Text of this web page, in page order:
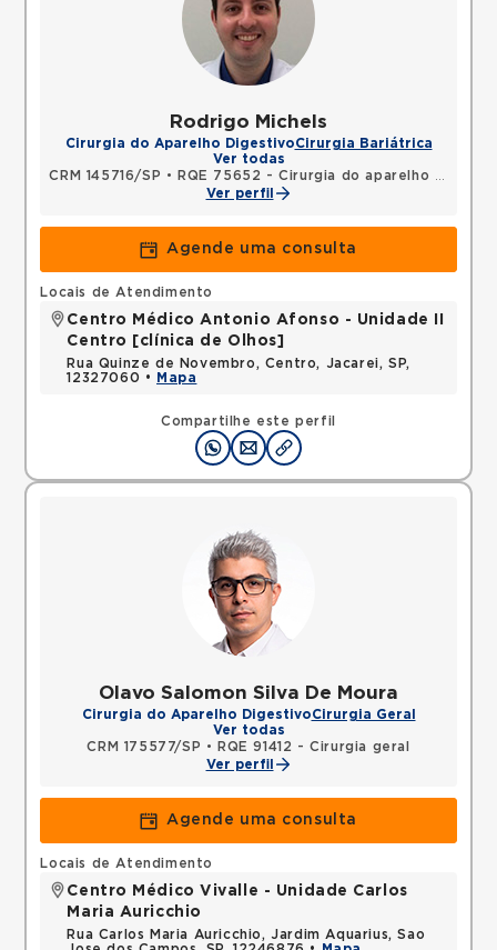
Rodrigo Michels
Cirurgia do Aparelho DigestivoCirurgia Bariátrica
Ver todas
CRM 145716/SP •
RQE 75652 - Cirurgia do aparelho digestivo
Ver perfil
Agende uma consulta
Compartilhe este perfil
Locais de Atendimento
Centro Médico Antonio Afonso - Unidade II
Centro [clínica de Olhos]
Rua Quinze de Novembro, Centro, Jacarei, SP,
12327060 •
Mapa
Olavo Salomon Silva De Moura
Cirurgia do Aparelho DigestivoCirurgia Geral
Ver todas
CRM 175577/SP •
RQE 91412 - Cirurgia geral
Ver perfil
Agende uma consulta
Locais de Atendimento
Centro Médico Vivalle - Unidade Carlos
Maria Auricchio
Rua Carlos Maria Auricchio, Jardim Aquarius, Sao